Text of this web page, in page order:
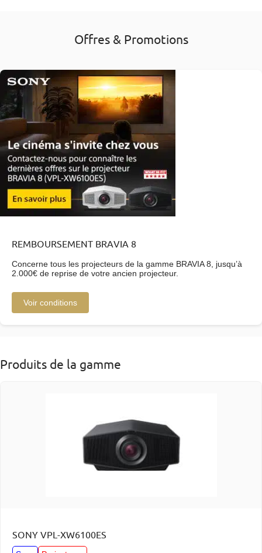
Offres & Promotions
REMBOURSEMENT BRAVIA 8
Concerne tous les projecteurs de la gamme BRAVIA 8, jusqu’à
2.000€ de reprise de votre ancien projecteur.
Voir conditions
Produits de la gamme
SONY VPL-XW6100ES